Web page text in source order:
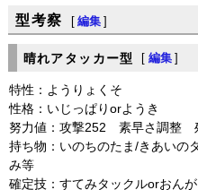
型考察 [ 編集 ]
晴れアタッカー型 [ 編集 ]
特性：ようりょくそ
性格：いじっぱりorようき
努力値：攻撃252 素早さ調整
持ち物：いのちのたま/きあいの
み等
確定技：すてみタックルorおんが